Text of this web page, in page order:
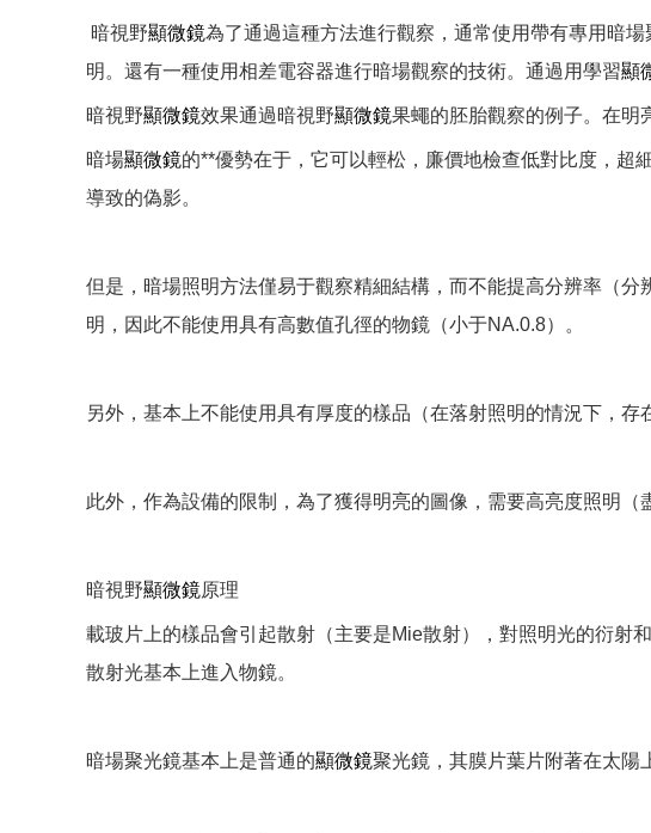
暗視野顯微鏡為了通過這種方法進行觀察，通常使用帶有專用暗場
明。還有一種使用相差電容器進行暗場觀察的技術。通過用學習顯
暗視野顯微鏡效果通過暗視野顯微鏡果蠅的胚胎觀察的例子。在明
暗場顯微鏡的**優勢在于，它可以輕松，廉價地檢查低對比度，超
導致的偽影。
但是，暗場照明方法僅易于觀察精細結構，而不能提高分辨率（
明，因此不能使用具有高數值孔徑的物鏡（小于NA.0.8）。
另外，基本上不能使用具有厚度的樣品（在落射照明的情況下，
此外，作為設備的限制，為了獲得明亮的圖像，需要高亮度照明（
暗視野顯微鏡原理
載玻片上的樣品會引起散射（主要是Mie散射），對照明光的衍射
散射光基本上進入物鏡。
暗場聚光鏡基本上是普通的顯微鏡聚光鏡，其膜片葉片附著在太陽